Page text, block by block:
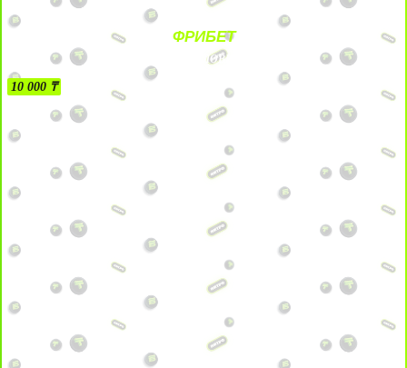
ФРИБЕТ
БЕЗ УСЛОВИЙ
10 000 ₸